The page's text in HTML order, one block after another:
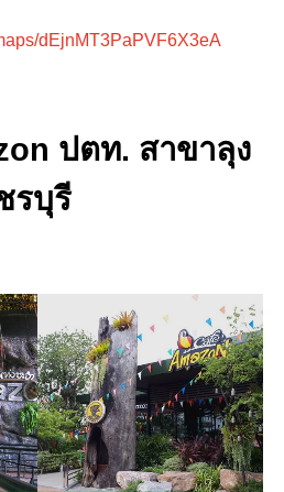
dEjnMT3PaPVF6X3eA
ปตท. สาขาลุง
รบุรี